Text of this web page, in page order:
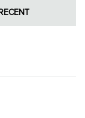
RECENT